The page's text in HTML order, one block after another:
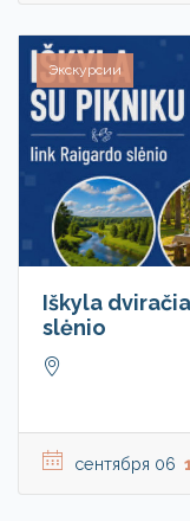
Экскурсии
Iškyla
slėnio
сентября 06